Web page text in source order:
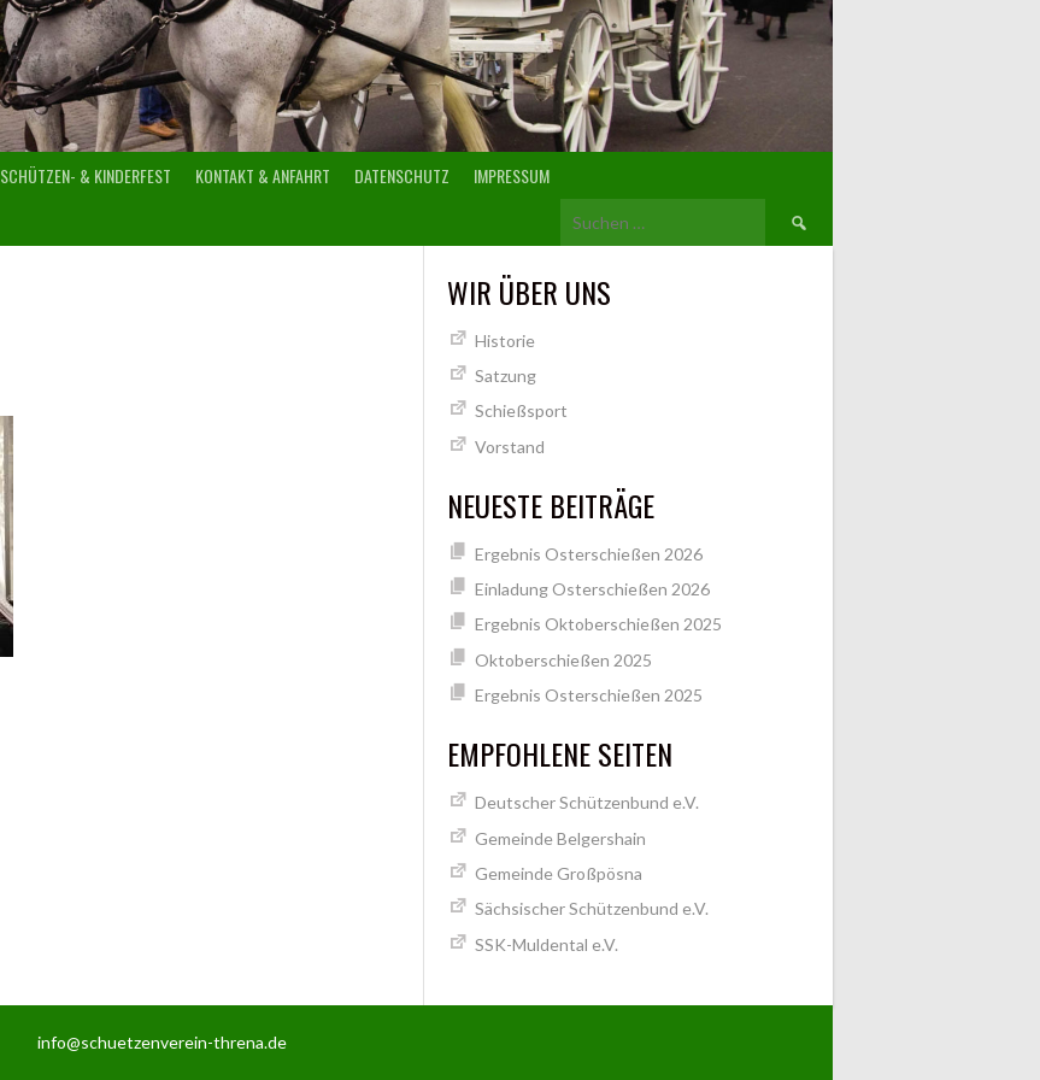
SCHÜTZEN- & KINDERFEST KONTAKT & ANFAHRT DATENSCHUTZ IMPRESSUM
Suchen
WIR ÜBER UNS
Historie
Satzung
Schießsport
Vorstand
NEUESTE BEITRÄGE
Ergebnis Osterschießen 2026
Einladung Osterschießen 2026
Ergebnis Oktoberschießen 2025
Oktoberschießen 2025
Ergebnis Osterschießen 2025
EMPFOHLENE SEITEN
Deutscher Schützenbund e.V.
Gemeinde Belgershain
Gemeinde Großpösna
Sächsischer Schützenbund e.V.
SSK-Muldental e.V.
info@schuetzenverein-threna.de